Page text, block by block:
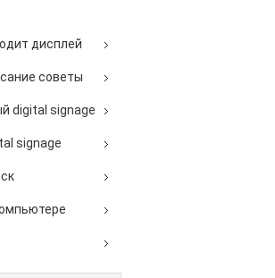
дисплей
советы
digital signage
signage